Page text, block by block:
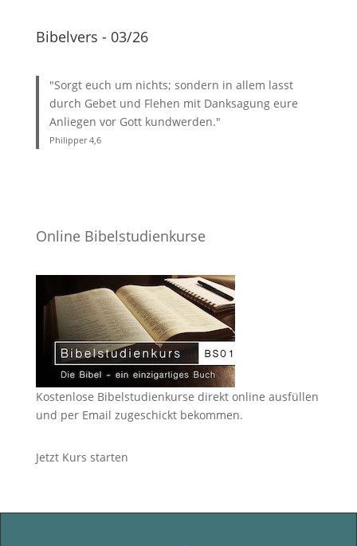
Bibelvers - 03/26
"Sorgt euch um nichts; sondern in allem lasst
durch Gebet und Flehen mit Danksagung eure
Anliegen vor Gott kundwerden."
Philipper 4,6
Online Bibelstudienkurse
Kostenlose Bibelstudienkurse direkt online ausfüllen
und per Email zugeschickt bekommen.
Jetzt Kurs starten